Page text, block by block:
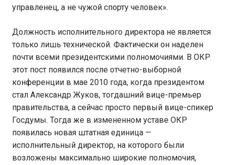
управленец, а не чужой спорту человек».
Должность исполнительного директора не является
только лишь технической. Фактически он наделен
почти всеми президентскими полномочиями. В ОКР
этот пост появился после отчетно-выборной
конференции в мае 2010 года, когда президентом
стал Александр Жуков, тогдашний вице-премьер
правительства, а сейчас просто первый вице-спикер
Госдумы. Тогда же в измененном уставе ОКР
появилась новая штатная единица —
исполнительный директор, на которого были
возложены максимально широкие полномочия,